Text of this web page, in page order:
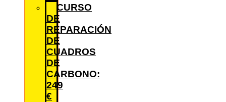
CURSO
DE
REPARACIÓN
DE
CUADROS
DE
CARBONO:
249
€